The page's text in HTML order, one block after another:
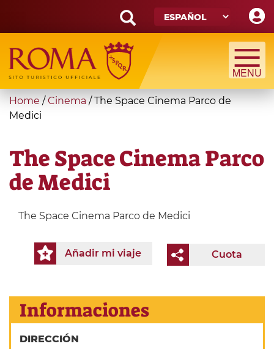
main
content
Search
form
Búsqueda
You
are
Home / Cinema /The Space Cinema Parco de
Medici
The Space Cinema Parco
de Medici
The Space Cinema Parco de Medici
Cuota
Añadir mi viaje
Informaciones
DIRECCIÓN